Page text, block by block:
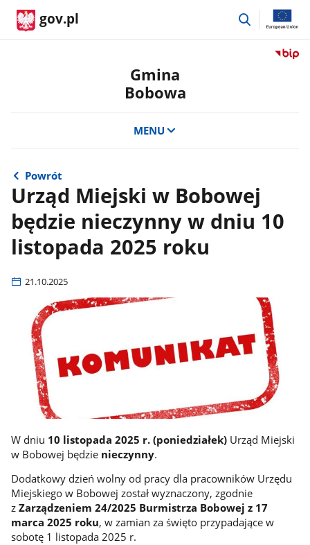
gov.pl
przejdź
Przejdź
Gmina
Bobowa
MENU
Powrót
Urząd Miejski w Bobowej
będzie nieczynny w dniu 10
listopada 2025 roku
21.10.2025
W dniu 10 listopada 2025 r. (poniedziałek) Urząd Miejski
w Bobowej będzie nieczynny.
Dodatkowy dzień wolny od pracy dla pracowników Urzędu
Miejskiego w Bobowej został wyznaczony, zgodnie
z Zarządzeniem 24/2025 Burmistrza Bobowej z 17
marca 2025 roku, w zamian za święto przypadające w
sobotę 1 listopada 2025 r.